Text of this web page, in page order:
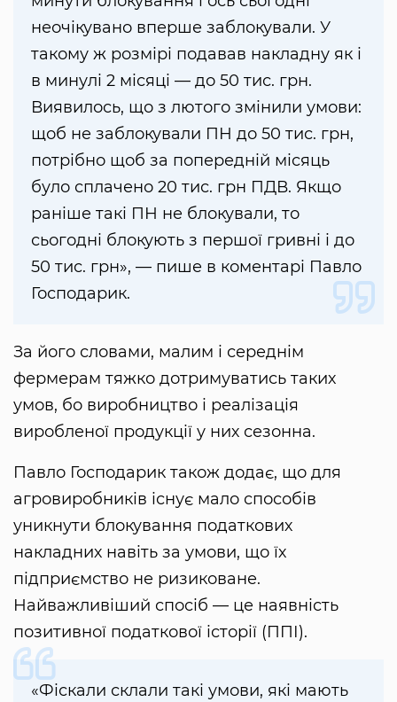
неочікувано вперше заблокували. У
такому ж розмірі подавав накладну як і
в минулі 2 місяці — до 50 тис. грн.
Виявилось, що з лютого змінили умови:
щоб не заблокували ПН до 50 тис. грн,
потрібно щоб за попередній місяць
було сплачено 20 тис. грн ПДВ. Якщо
раніше такі ПН не блокували, то
сьогодні блокують з першої гривні і до
50 тис. грн», — пише в коментарі Павло
Господарик.
За його словами, малим і середнім
фермерам тяжко дотримуватись таких
умов, бо виробництво і реалізація
виробленої продукції у них сезонна.
Павло Господарик також додає, що для
агровиробників існує мало способів
уникнути блокування податкових
накладних навіть за умови, що їх
підприємство не ризиковане.
Найважливіший спосіб — це наявність
позитивної податкової історії (ППІ).
«Фіскали склали такі умови, які мають